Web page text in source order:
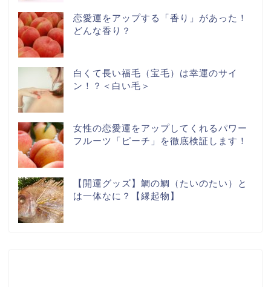
恋愛運をアップする「香り」があった！
どんな香り？
白くて長い福毛（宝毛）は幸運のサイ
ン！？＜白い毛＞
女性の恋愛運をアップしてくれるパワー
フルーツ「ピーチ」を徹底検証します！
【開運グッズ】鯛の鯛（たいのたい）と
は一体なに？【縁起物】